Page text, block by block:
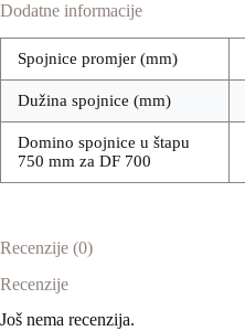
Dodatne informacije
Spojnice promjer (mm)
Dužina spojnice (mm)
Domino spojnice u štapu
750 mm za DF 700
Recenzije (0)
Recenzije
Još nema recenzija.